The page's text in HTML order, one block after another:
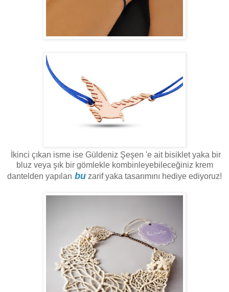
İkinci çıkan isme ise Güldeniz Şeşen 'e ait bisiklet yaka bir
bluz veya şık bir gömlekle kombinleyebileceğiniz krem
dantelden yapılan bu zarif yaka tasarımını hediye ediyoruz!